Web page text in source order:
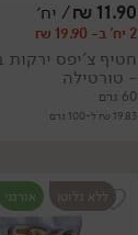
11.90
₪/ יח׳
2 יח' ב- 19.90 ₪
חטיף צ'יפס ירקות
- טורטילה
60 גרם
19.83 ₪ ל-100 גרם
ללא גלוטן אורגני